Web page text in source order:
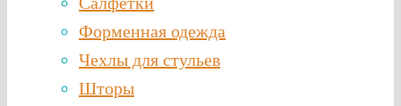
Форменная одежда
Чехлы для стульев
Шторы